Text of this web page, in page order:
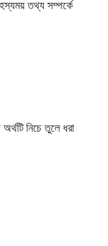
তথ্য সম্পর্কে
নিচে তুলে ধরা